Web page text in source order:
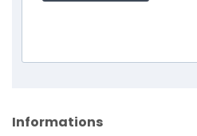
Informations